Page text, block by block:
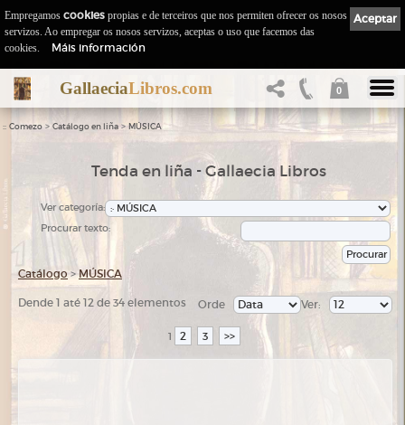
GallaeciaLibros.com 0
:: Comezo > Catálogo en liña > MÚSICA
Tenda en liña - Gallaecia Libros
Ver categoría:
Procurar texto:
Catálogo >MÚSICA
Dende 1 até 12 de 34 elementos Ver:
Orde
1 2 3 >>
Aceptar
Empregamos cookies propias e de terceiros que nos permiten ofrecer os nosos
servizos. Ao empregar os nosos servizos, aceptas o uso que facemos das
cookies.
Máis información